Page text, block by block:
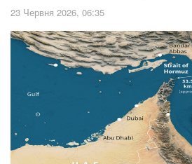
23 Червня 2026, 06:35